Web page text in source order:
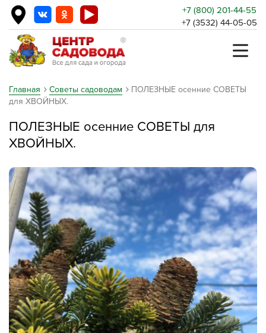
+7 (800) 201-44-55
+7 (3532) 44-05-05
Главная Советы садоводам
ПОЛЕЗНЫЕ осенние СОВЕТЫ
для ХВОЙНЫХ.
ПОЛЕЗНЫЕ осенние СОВЕТЫ для
ХВОЙНЫХ.